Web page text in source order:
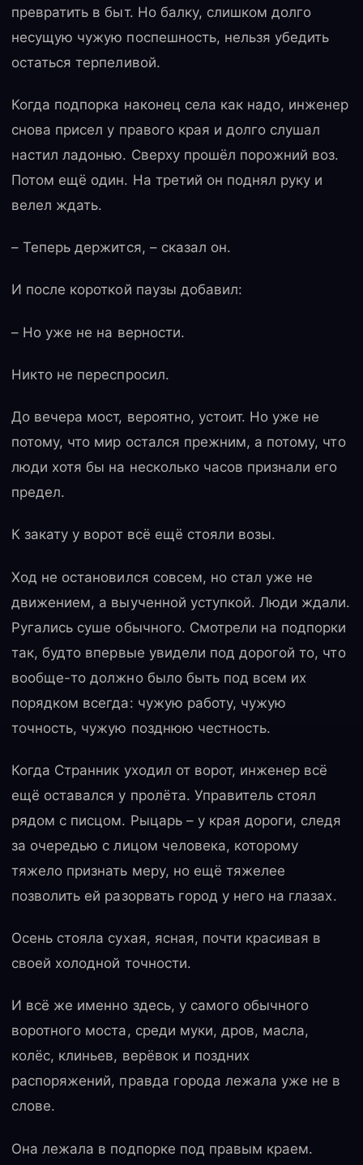
превратить в быт. Но балку, слишком долго
несущую чужую поспешность, нельзя убедить
остаться терпеливой.
Когда подпорка наконец села как надо, инженер
снова присел у правого края и долго слушал
настил ладонью. Сверху прошёл порожний воз.
Потом ещё один. На третий он поднял руку и
велел ждать.
– Теперь держится, – сказал он.
И после короткой паузы добавил:
– Но уже не на верности.
Никто не переспросил.
До вечера мост, вероятно, устоит. Но уже не
потому, что мир остался прежним, а потому, что
люди хотя бы на несколько часов признали его
предел.
К закату у ворот всё ещё стояли возы.
Ход не остановился совсем, но стал уже не
движением, а выученной уступкой. Люди ждали.
Ругались суше обычного. Смотрели на подпорки
так, будто впервые увидели под дорогой то, что
вообще-то должно было быть под всем их
порядком всегда: чужую работу, чужую
точность, чужую позднюю честность.
Когда Странник уходил от ворот, инженер всё
ещё оставался у пролёта. Управитель стоял
рядом с писцом. Рыцарь – у края дороги, следя
за очередью с лицом человека, которому
тяжело признать меру, но ещё тяжелее
позволить ей разорвать город у него на глазах.
Осень стояла сухая, ясная, почти красивая в
своей холодной точности.
И всё же именно здесь, у самого обычного
воротного моста, среди муки, дров, масла,
колёс, клиньев, верёвок и поздних
распоряжений, правда города лежала уже не в
слове.
Она лежала в подпорке под правым краем.